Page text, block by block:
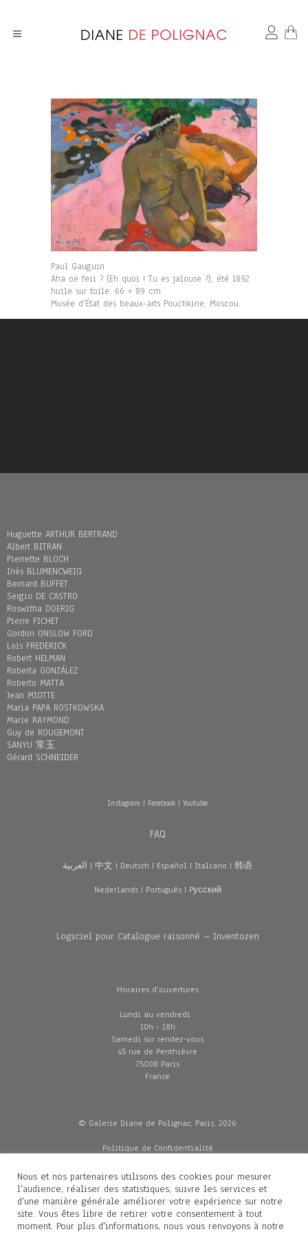
Paul Gauguin
Aha oe feii ? (Eh quoi ! Tu es jalouse ?), été 1892
huile sur toile, 66 × 89 cm
Musée d’État des beaux-arts Pouchkine, Moscou.
Huguette ARTHUR BERTRAND
Albert BITRAN
Pierrette BLOCH
Inès BLUMENCWEIG
Bernard BUFFET
Sergio DE CASTRO
Roswitha DOERIG
Pierre FICHET
Gordon ONSLOW FORD
Loïs FREDERICK
Robert HELMAN
Roberta GONZÁLEZ
Roberto MATTA
Jean MIOTTE
Maria PAPA ROSTKOWSKA
Marie RAYMOND
Guy de ROUGEMONT
SANYU 常玉
Gérard SCHNEIDER
Instagram | Facebook| Youtube
FAQ
العربية | 中文 | Deutsch | Español | Italiano | 韩语
Nederlands| Português| Pусский
Logiciel pour Catalogue raisonné – Inventozen
Horaires d'ouvertures
Lundi au vendredi :
10h - 18h
Samedi sur rendez-vous
45 rue de Penthièvre
75008 Paris
France
© Galerie Diane de Polignac, Paris, 2026
Politique de Confidentialité
Mentions légales
Livraisons
Nous et nos partenaires utilisons des cookies pour mesurer
l'audience, réaliser des statistiques, suivre les services et
d'une manière générale améliorer votre expérience sur notre
site. Vous êtes libre de retirer votre consentement à tout
moment. Pour plus d'informations, nous vous renvoyons à notre